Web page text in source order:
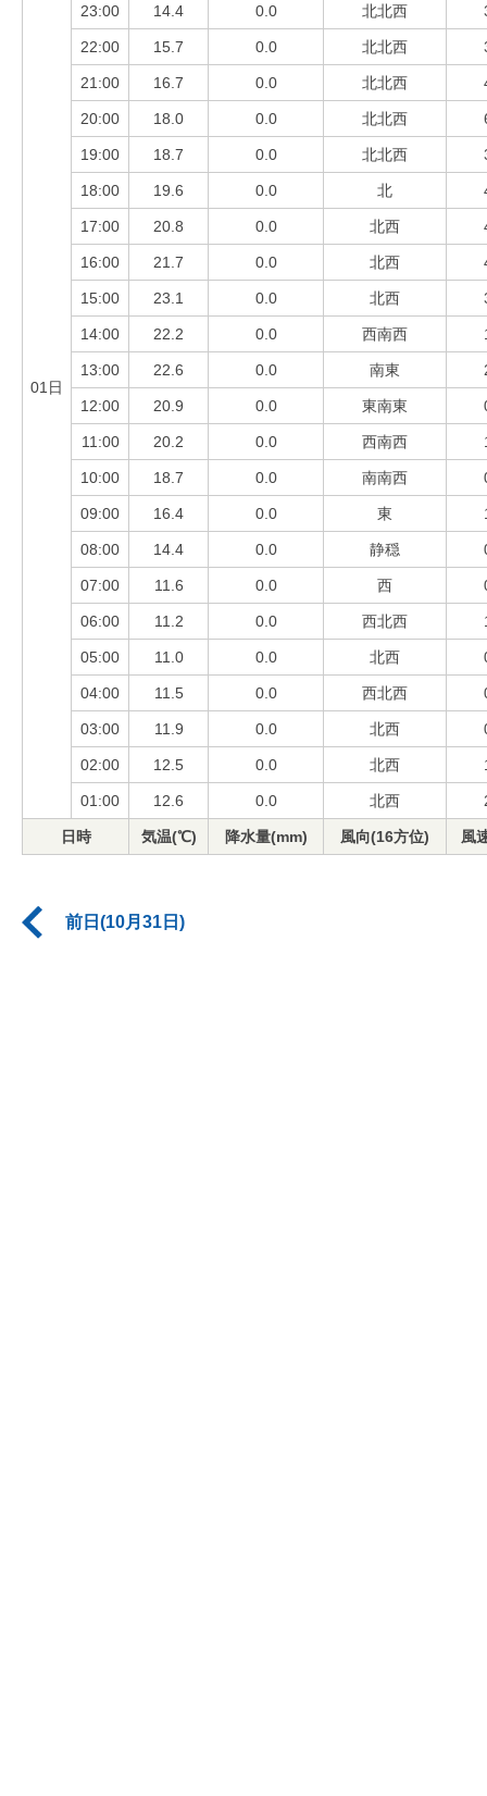
01日
23:00 14.4 0.0 北北西
22:00 15.7 0.0 北北西
21:00 16.7 0.0 北北西
20:00 18.0 0.0 北北西
19:00 18.7 0.0 北北西
18:00 19.6 0.0 北
17:00 20.8 0.0 北西
16:00 21.7 0.0 北西
15:00 23.1 0.0 北西
14:00 22.2 0.0 西南西
13:00 22.6 0.0 南東
12:00 20.9 0.0 東南東
11:00 20.2 0.0 西南西
10:00 18.7 0.0 南南西
09:00 16.4 0.0 東
08:00 14.4 0.0 静穏
07:00 11.6 0.0 西
06:00 11.2 0.0 西北西
05:00 11.0 0.0 北西
04:00 11.5 0.0 西北西
03:00 11.9 0.0 北西
02:00 12.5 0.0 北西
01:00 12.6 0.0 北西
日時 気温(℃) 降水量(mm) 風向(16方位) 風
前日(10月31日)